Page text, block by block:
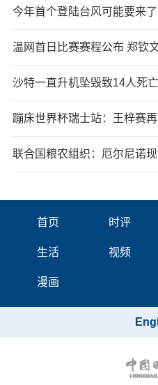
今年首个登陆台风可能要来
温网首日比赛赛程公布 郑钦
沙特一直升机坠毁致14人死亡
蹦床世界杯瑞士站：王梓赛
联合国粮农组织：厄尔尼诺
首页 时评
生活 视频
漫画